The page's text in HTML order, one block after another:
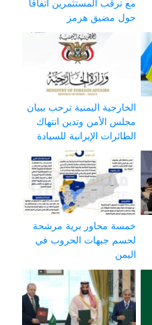
مع ترقب المستثمرين اتفاقا
حول مضيق هرمز
الخارجية اليمنية ترحب ببيان
مجلس الأمن وتدين انتهاك
الطائرات الإيرانية للسيادة
خمسة محاور برية مرشحة
لحسم جبهات الحروب في
اليمن